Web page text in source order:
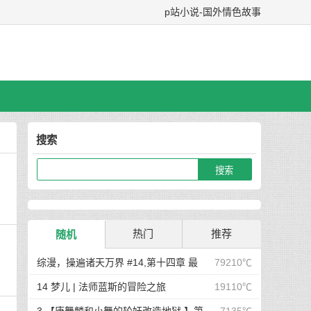
p站小说-国外情色故事
搜索
随机 热门 推荐
79210℃
综漫，操遍诸天万界 #14,第十四章 最
后在岛屿上的狂欢派对 19110℃
14 梦儿 | 法师蓝斯的冒险之旅